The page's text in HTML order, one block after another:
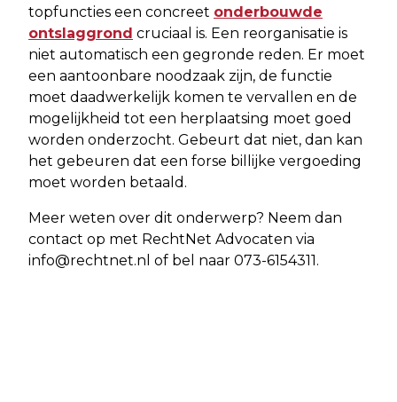
topfuncties een concreet onderbouwde
ontslaggrond cruciaal is. Een reorganisatie is
niet automatisch een gegronde reden. Er moet
een aantoonbare noodzaak zijn, de functie
moet daadwerkelijk komen te vervallen en de
mogelijkheid tot een herplaatsing moet goed
worden onderzocht. Gebeurt dat niet, dan kan
het gebeuren dat een forse billijke vergoeding
moet worden betaald.
Meer weten over dit onderwerp? Neem dan
contact op met RechtNet Advocaten via
info@rechtnet.nl of bel naar 073-6154311.